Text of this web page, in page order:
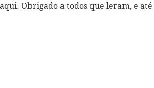
Obrigado a todos que leram, e até